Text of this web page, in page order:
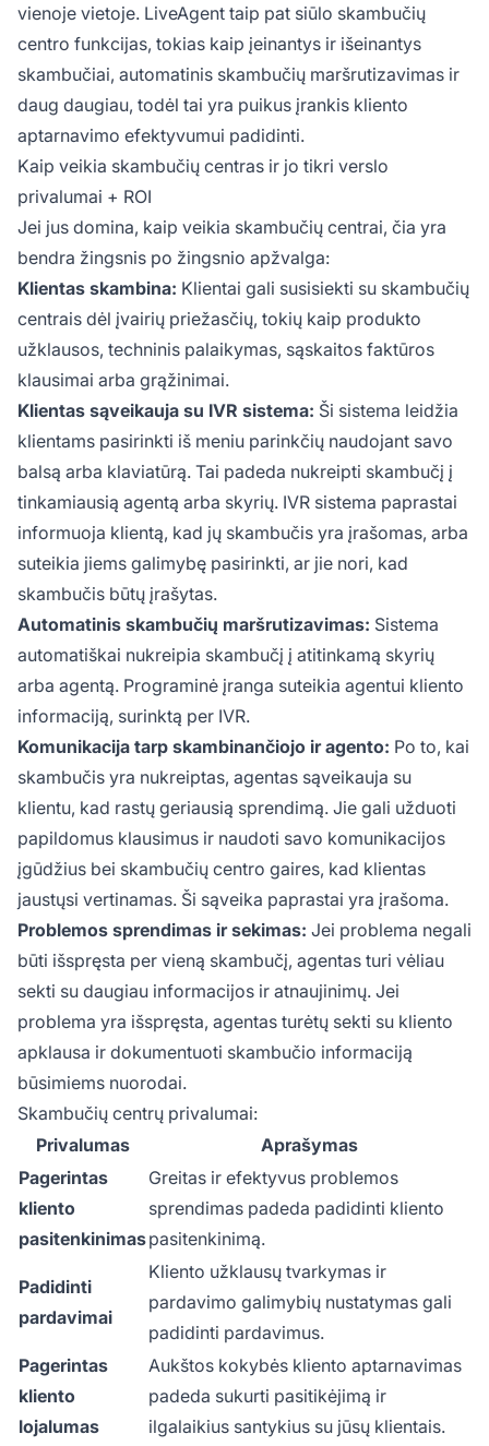
vienoje vietoje. LiveAgent taip pat siūlo skambučių
centro funkcijas, tokias kaip įeinantys ir išeinantys
skambučiai, automatinis skambučių maršrutizavimas ir
daug daugiau, todėl tai yra puikus įrankis kliento
aptarnavimo efektyvumui padidinti.
Kaip veikia skambučių centras ir jo tikri verslo
privalumai + ROI
Jei jus domina, kaip veikia skambučių centrai, čia yra
bendra žingsnis po žingsnio apžvalga:
Klientas skambina: Klientai gali susisiekti su skambučių
centrais dėl įvairių priežasčių, tokių kaip produkto
užklausos, techninis palaikymas, sąskaitos faktūros
klausimai arba grąžinimai.
Klientas sąveikauja su IVR sistema: Ši sistema leidžia
klientams pasirinkti iš meniu parinkčių naudojant savo
balsą arba klaviatūrą. Tai padeda nukreipti skambučį į
tinkamiausią agentą arba skyrių. IVR sistema paprastai
informuoja klientą, kad jų skambučis yra įrašomas, arba
suteikia jiems galimybę pasirinkti, ar jie nori, kad
skambučis būtų įrašytas.
Automatinis skambučių maršrutizavimas: Sistema
automatiškai nukreipia skambučį į atitinkamą skyrių
arba agentą. Programinė įranga suteikia agentui kliento
informaciją, surinktą per IVR.
Komunikacija tarp skambinančiojo ir agento: Po to, kai
skambučis yra nukreiptas, agentas sąveikauja su
klientu, kad rastų geriausią sprendimą. Jie gali užduoti
papildomus klausimus ir naudoti savo komunikacijos
įgūdžius bei skambučių centro gaires, kad klientas
jaustųsi vertinamas. Ši sąveika paprastai yra įrašoma.
Problemos sprendimas ir sekimas: Jei problema negali
būti išspręsta per vieną skambučį, agentas turi vėliau
sekti su daugiau informacijos ir atnaujinimų. Jei
problema yra išspręsta, agentas turėtų sekti su kliento
apklausa ir dokumentuoti skambučio informaciją
būsimiems nuorodai.
Skambučių centrų privalumai:
Privalumas
Aprašymas
Pagerintas
kliento
pasitenkinimas
Greitas ir efektyvus problemos
sprendimas padeda padidinti kliento
pasitenkinimą.
Padidinti
pardavimai
Kliento užklausų tvarkymas ir
pardavimo galimybių nustatymas gali
padidinti pardavimus.
Pagerintas
kliento
lojalumas
Aukštos kokybės kliento aptarnavimas
padeda sukurti pasitikėjimą ir
ilgalaikius santykius su jūsų klientais.